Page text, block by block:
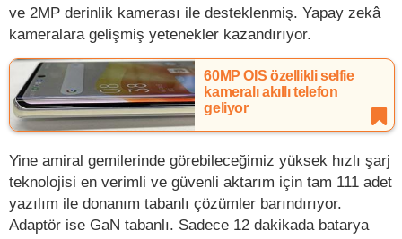
60MP OIS özellikli selfie
kameralı akıllı telefon
geliyor
ve 2MP derinlik kamerası ile desteklenmiş. Yapay zekâ
kameralara gelişmiş yetenekler kazandırıyor.
Yine amiral gemilerinde görebileceğimiz yüksek hızlı şarj
teknolojisi en verimli ve güvenli aktarım için tam 111 adet
yazılım ile donanım tabanlı çözümler barındırıyor.
Adaptör ise GaN tabanlı. Sadece 12 dakikada batarya